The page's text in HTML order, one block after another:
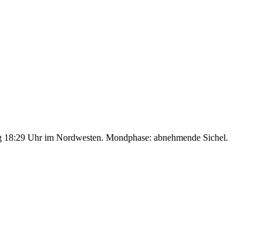
Uhr im Nordwesten. Mondphase: abnehmende Sichel.